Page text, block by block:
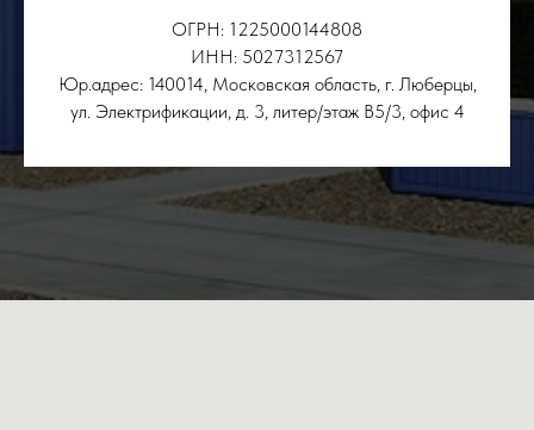
ОГРН: 1225000144808
ИНН: 5027312567
Юр.адрес: 140014, Московская область, г. Люберцы,
ул. Электрификации, д. 3, литер/этаж В5/3, офис 4